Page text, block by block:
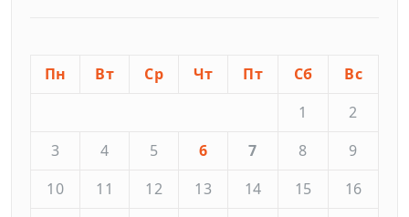
Пн Вт Ср Чт Пт Сб
Вс
1
2
3
4 5 6 7 8
9
10
11 12 13 14 15
16